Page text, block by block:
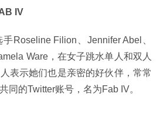
IV
Filion、Jennifer Abel、
Ware，在女子跳水单人和双人
表示她们也是亲密的好伙伴，常常
同的Twitter账号，名为Fab IV。